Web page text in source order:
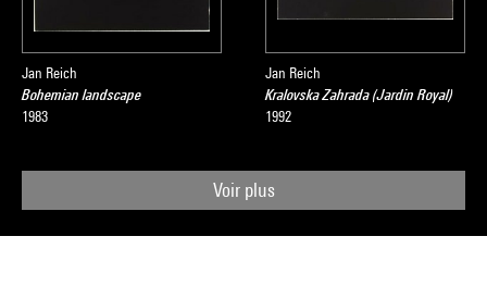
Jan Reich
Bohemian landscape
1983
Jan Reich
Kralovska Zahrada (Jardin Royal)
1992
Voir plus